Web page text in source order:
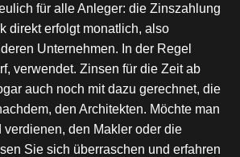
für alle Anleger: die Zinszahlung
direkt erfolgt monatlich, also
Unternehmen. In der Regel
verwendet. Zinsen für die Zeit ab
auch noch mit dazu gerechnet, die
den Architekten. Möchte man
verdienen, den Makler oder die
Sie sich überraschen und erfahren